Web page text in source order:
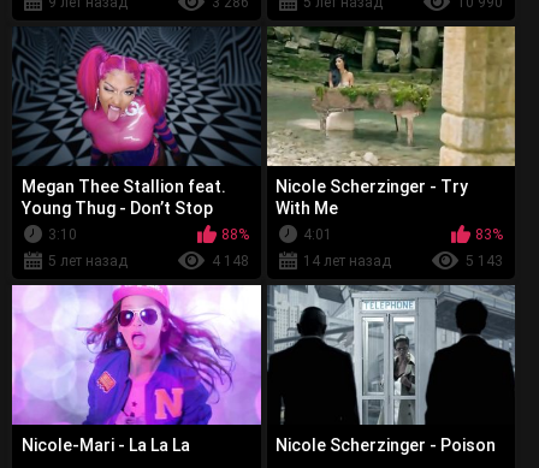
Megan Thee Stallion feat.
Young Thug - Don’t Stop
3:10
88%
5 лет назад
4 148
Nicole Scherzinger - Try
With Me
4:01
83%
14 лет назад
5 143
Nicole-Mari - La La La Nicole Scherzinger - Poison